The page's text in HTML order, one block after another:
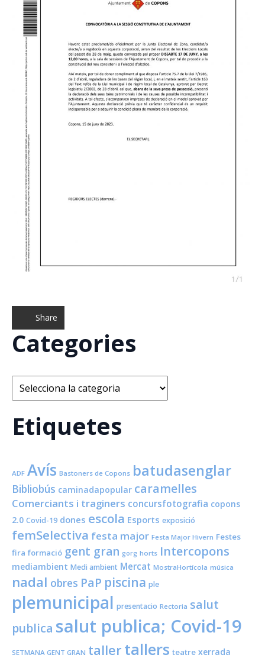
Share
Categories
Categories
Etiquetes
ADF Avís Bastoners de Copons batudasenglar
Bibliobús caminadapopular caramelles
Comerciants i traginers concursfotografia copons
2.0 Covid-19 dones escola Esports exposició
femSelectiva festa major Festa Major Hivern Festes
fira formació gent gran gorg horts Intercopons
mediambient Medi ambient Mercat MostraHortícola música
nadal obres PaP piscina ple
plemunicipal presentacio Rectoria salut
publica salut publica; Covid-19
SETMANA GENT GRAN taller tallers teatre xerrada